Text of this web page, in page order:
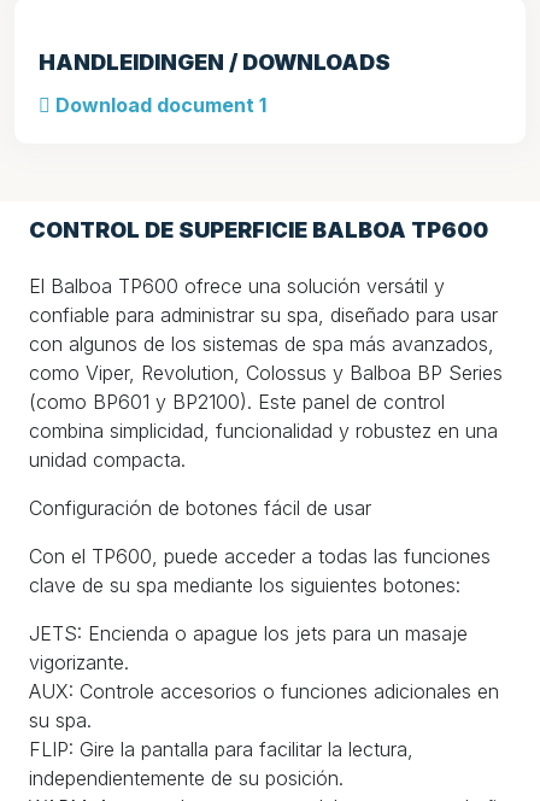
HANDLEIDINGEN / DOWNLOADS
Download document 1
CONTROL DE SUPERFICIE BALBOA TP600
El Balboa TP600 ofrece una solución versátil y
confiable para administrar su spa, diseñado para usar
con algunos de los sistemas de spa más avanzados,
como Viper, Revolution, Colossus y Balboa BP Series
(como BP601 y BP2100). Este panel de control
combina simplicidad, funcionalidad y robustez en una
unidad compacta.
Configuración de botones fácil de usar
Con el TP600, puede acceder a todas las funciones
clave de su spa mediante los siguientes botones:
JETS: Encienda o apague los jets para un masaje
vigorizante.
AUX: Controle accesorios o funciones adicionales en
su spa.
FLIP: Gire la pantalla para facilitar la lectura,
independientemente de su posición.